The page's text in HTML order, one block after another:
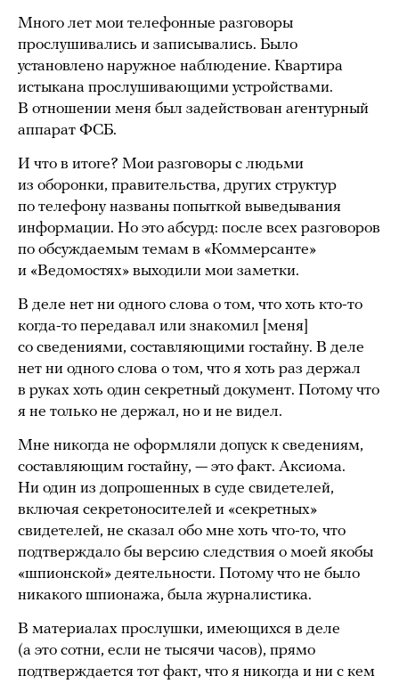
Много лет мои телефонные разговоры
прослушивались и записывались. Было
установлено наружное наблюдение. Квартира
истыкана прослушивающими устройствами.
В отношении меня был задействован агентурный
аппарат ФСБ.
И что в итоге? Мои разговоры с людьми
из оборонки, правительства, других структур
по телефону названы попыткой выведывания
информации. Но это абсурд: после всех разговоров
по обсуждаемым темам в «Коммерсанте»
и «Ведомостях» выходили мои заметки.
В деле нет ни одного слова о том, что хоть кто-то
когда-то передавал или знакомил [меня]
со сведениями, составляющими гостайну. В деле
нет ни одного слова о том, что я хоть раз держал
в руках хоть один секретный документ. Потому что
я не только не держал, но и не видел.
Мне никогда не оформляли допуск к сведениям,
составляющим гостайну, — это факт. Аксиома.
Ни один из допрошенных в суде свидетелей,
включая секретоносителей и «секретных»
свидетелей, не сказал обо мне хоть что-то, что
подтверждало бы версию следствия о моей якобы
«шпионской» деятельности. Потому что не было
никакого шпионажа, была журналистика.
В материалах прослушки, имеющихся в деле
(а это сотни, если не тысячи часов), прямо
подтверждается тот факт, что я никогда и ни с кем